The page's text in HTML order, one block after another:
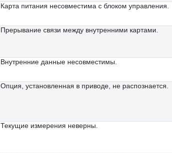
Карта питания несовместима с блоком управления.
Прерывание связи между внутренними картами.
Внутренние данные несовместимы.
Опция, установленная в приводе, не распознается.
Текущие измерения неверны.